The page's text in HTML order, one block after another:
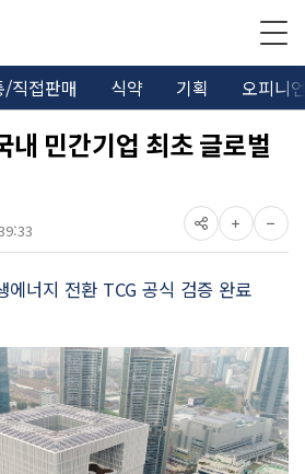
/직접판매 식약 기획 오피니
내 민간기업 최초 글로벌
에너지 전환 TCG 공식 검증 완료